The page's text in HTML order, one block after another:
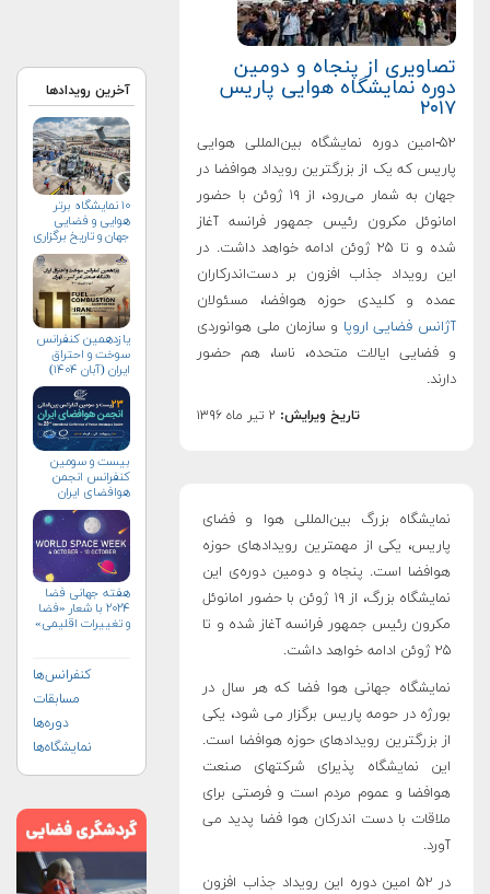
تصاویری از پنجاه و دومین
دوره نمایشگاه هوایی پاریس
۲۰۱۷
۵۲-امین دوره نمایشگاه بین‌المللی هوایی
پاریس که یک از بزرگترین رویداد هوافضا در
جهان به شمار می‌رود، از ۱۹ ژوئن با حضور
امانوئل مکرون رئیس جمهور فرانسه آغاز
شده و تا ۲۵ ژوئن ادامه خواهد داشت. در
این رویداد جذاب افزون بر دست‌اندرکاران
عمده و کلیدی حوزه هوافضا، مسئولان
آژانس فضایی اروپا و سازمان ملی هوانوردی
و فضایی ایالات متحده، ناسا، هم حضور
دارند.
تاریخ ویرایش: ۲ تیر ماه ۱۳۹۶
نمایشگاه بزرگ بین‌المللی هوا و فضای
پاریس، یکی از مهمترین رویدادهای حوزه
هوافضا است. پنجاه و دومین دوره‌ی این
نمایشگاه بزرگ، از ۱۹ ژوئن با حضور امانوئل
مکرون رئیس جمهور فرانسه آغاز شده و تا
۲۵ ژوئن ادامه خواهد داشت.
نمایشگاه جهانی هوا فضا که هر سال در
بورژه در حومه پاریس برگزار می شود، یکی
از بزرگترین رویدادهای حوزه هوافضا است.
این نمایشگاه پذیرای شرکتهای صنعت
هوافضا و عموم مردم است و فرصتی برای
ملاقات با دست اندرکان هوا فضا پدید می
آورد.
در ۵۲ امین دوره این رویداد جذاب افزون
آخرین رویدادها
۱۰ نمایشگاه برتر
هوایی و فضایی
جهان و تاریخ برگزاری
آن‌ها
یازدهمین کنفرانس
سوخت و احتراق
ایران (آبان‌ ۱۴۰۴)
بیست و سومین
کنفرانس انجمن
هوافضای ايران
هفته جهانی فضا
۲۰۲۴ با شعار «فضا
و تغییرات اقلیمی»
کنفرانس‌ها
مسابقات
دوره‌ها
نمایشگاه‌ها